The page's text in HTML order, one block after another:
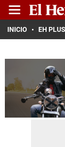
INICIO EH PLUS